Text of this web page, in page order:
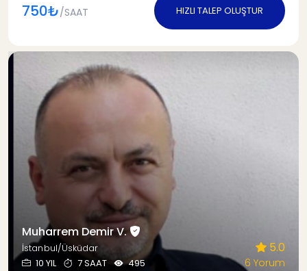
750₺/SAAT HIZLI TALEP OLUŞTUR
Muharrem Demir V.
İstanbul/Üsküdar
10 YIL
7 SAAT 495
5.0
6 Yorum